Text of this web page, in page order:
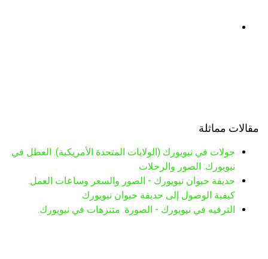
مقالات مماثلة
جولات في نيويورك (الولايات المتحدة الأمريكية). العطل في
نيويورك: الصور والرحلات
حديقة حيوان نيويورك - الصور والسعر وساعات العمل.
كيفية الوصول إلى حديقة حيوان نيويورك
الترفيه في نيويورك - الصورة. متنزهات في نيويورك.